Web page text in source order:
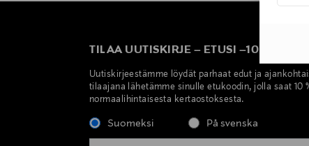
TILAA UUTISKIRJE – ETUSI –10 %
Uutiskirjeestämme löydät parhaat edut ja
tilaajana lähetämme sinulle etukoodin, jolla saat 10
normaalihintaisesta kertaostoksesta.
Suomeksi På svenska